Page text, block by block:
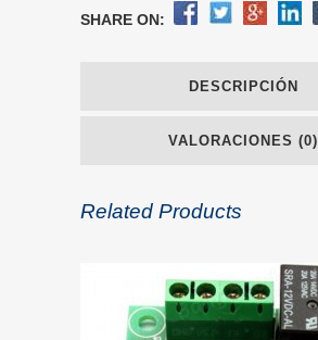
SHARE ON:
DESCRIPCIÓN
VALORACIONES (0)
Related Products